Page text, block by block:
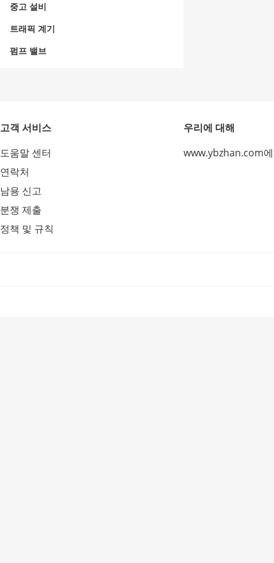
중고 설비
트래픽 계기
펌프 밸브
고객 서비스
도움말 센터
연락처
남용 신고
분쟁 제출
정책 및 규칙
우리에 대해
www.ybzhan.com